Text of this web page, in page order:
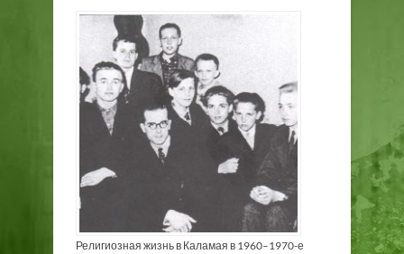
Религиозная жизнь в Каламая в 1960–1970-е